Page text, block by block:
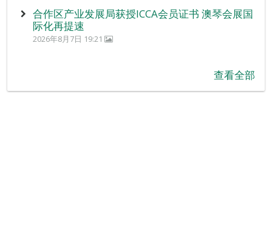
合作区产业发展局获授ICCA会员证书 澳琴会展国
际化再提速
2026年8月7日 19:21
查看全部